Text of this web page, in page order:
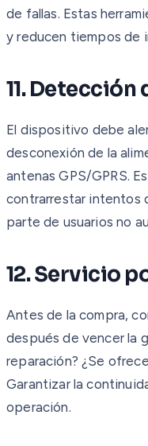
de fallas. Estas
y reducen tiempos de
11.
El dispositivo debe
desconexión de la
antenas GPS/GPRS.
contrarrestar intentos
parte de usuarios no
12. Servicio
Antes de la compra,
después de vencer la
reparación? ¿Se
Garantizar la
operación.